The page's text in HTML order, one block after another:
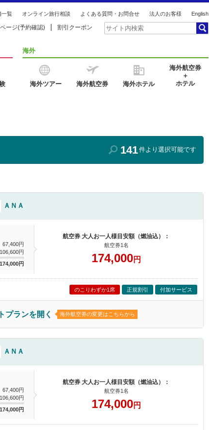
一覧 オンライン旅行相談 よくある質問・お問合せ 法人のお客様 English
ージ(予約確認) 割引クーポン
海外
海外ツアー 海外航空券 海外ホテル
海外航空券
＋
ホテル
141件より選択可能です
ＡＮＡ
67,400円
106,600円
174,000円
航空券 大人お一人様目安額（燃油込）：
航空券1名
174,000円
のこりわずか1席 正規割引 付加サービス
プランを開く 海外航空券の変更はこちらから
ＡＮＡ
67,400円
106,600円
174,000円
航空券 大人お一人様目安額（燃油込）：
航空券1名
174,000円